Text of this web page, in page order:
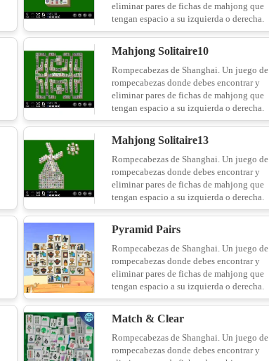
eliminar pares de fichas de mahjong que
tengan espacio a su izquierda o derecha.
Mahjong Solitaire10
Rompecabezas de Shanghai. Un juego de
rompecabezas donde debes encontrar y
eliminar pares de fichas de mahjong que
tengan espacio a su izquierda o derecha.
Mahjong Solitaire13
Rompecabezas de Shanghai. Un juego de
rompecabezas donde debes encontrar y
eliminar pares de fichas de mahjong que
tengan espacio a su izquierda o derecha.
Pyramid Pairs
Rompecabezas de Shanghai. Un juego de
rompecabezas donde debes encontrar y
eliminar pares de fichas de mahjong que
tengan espacio a su izquierda o derecha.
Match & Clear
Rompecabezas de Shanghai. Un juego de
rompecabezas donde debes encontrar y